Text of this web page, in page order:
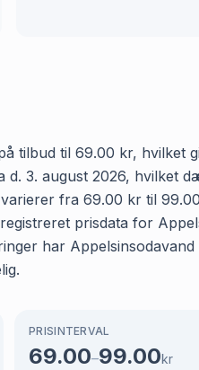
tilbud til 69.00 kr, hvilket
3. august 2026, hvilket
fra 69.00 kr til
prisdata for
har
PRISINTERVAL
69.00–99.00kr